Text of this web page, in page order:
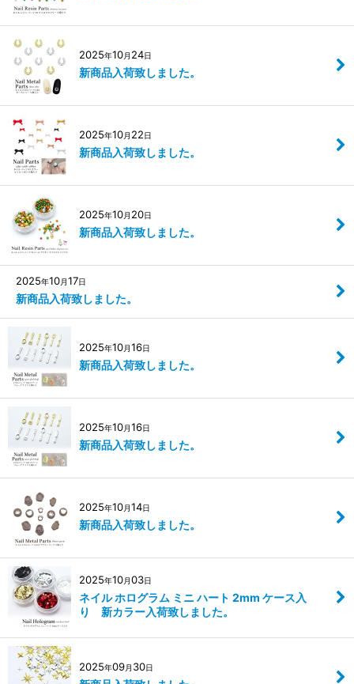
2025年10月 24日
新商品入荷致しました。
2025年10月 22日
新商品入荷致しました。
2025年10月 20日
新商品入荷致しました。
2025年10月17日
新商品入荷致しました。
2025年10月16日
新商品入荷致しました。
2025年10月16日
新商品入荷致しました。
2025年10月14日
新商品入荷致しました。
2025年10月03日
ネイル ホログラム ミニ ハート 2mm ケース入
り 新カラー入荷致しました。
2025年09月 30日